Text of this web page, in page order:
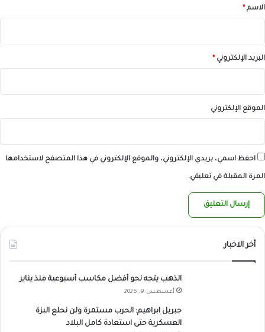
*الاسم*
البريد الإلكتروني*
الموقع الإلكتروني
احفظ اسمي، بريدي الإلكتروني، والموقع الإلكتروني في هذا المتصفح لاستخدامها
المرة المقبلة في تعليقي.
أخر الاخبار
الذهب يتجه نحو أفضل مكاسب أسبوعية منذ يناير
أغسطس 9, 2026
جبريل ابراهيم: الحرب مستمرة ولن نحلع البزة
العسكرية حتى استعادة كامل البلاد